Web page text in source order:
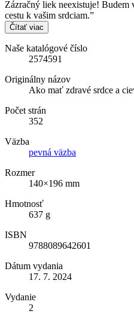
Zázračný liek neexistuje!
cestu k vašim srdciam.”
Čítať viac
Naše katalógové číslo
2574591
Originálny názov
Ako mať zdravé srdce a
Počet strán
352
Väzba
pevná väzba
Rozmer
140×196 mm
Hmotnosť
637 g
ISBN
9788089642601
Dátum vydania
17. 7. 2024
Vydanie
2